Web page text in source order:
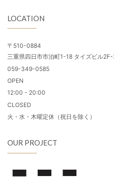
LOCATION
〒510-0884
三重県四日市市泊町1-18 タイズビル
059-349-0585
OPEN
12:00 - 20:00
CLOSED
火・水・木曜定休（祝日を除く）
OUR PROJECT